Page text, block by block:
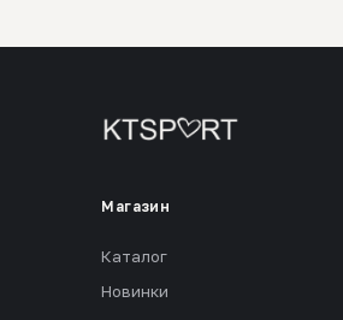
Магазин
Каталог
Новинки